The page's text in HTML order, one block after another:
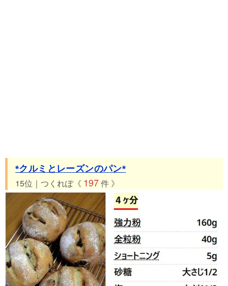
*クルミとレーズンのパン*
15位｜つくれぽ《 197件 》